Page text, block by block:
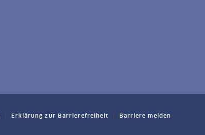
Erklärung zur Barrierefreiheit Barriere melden